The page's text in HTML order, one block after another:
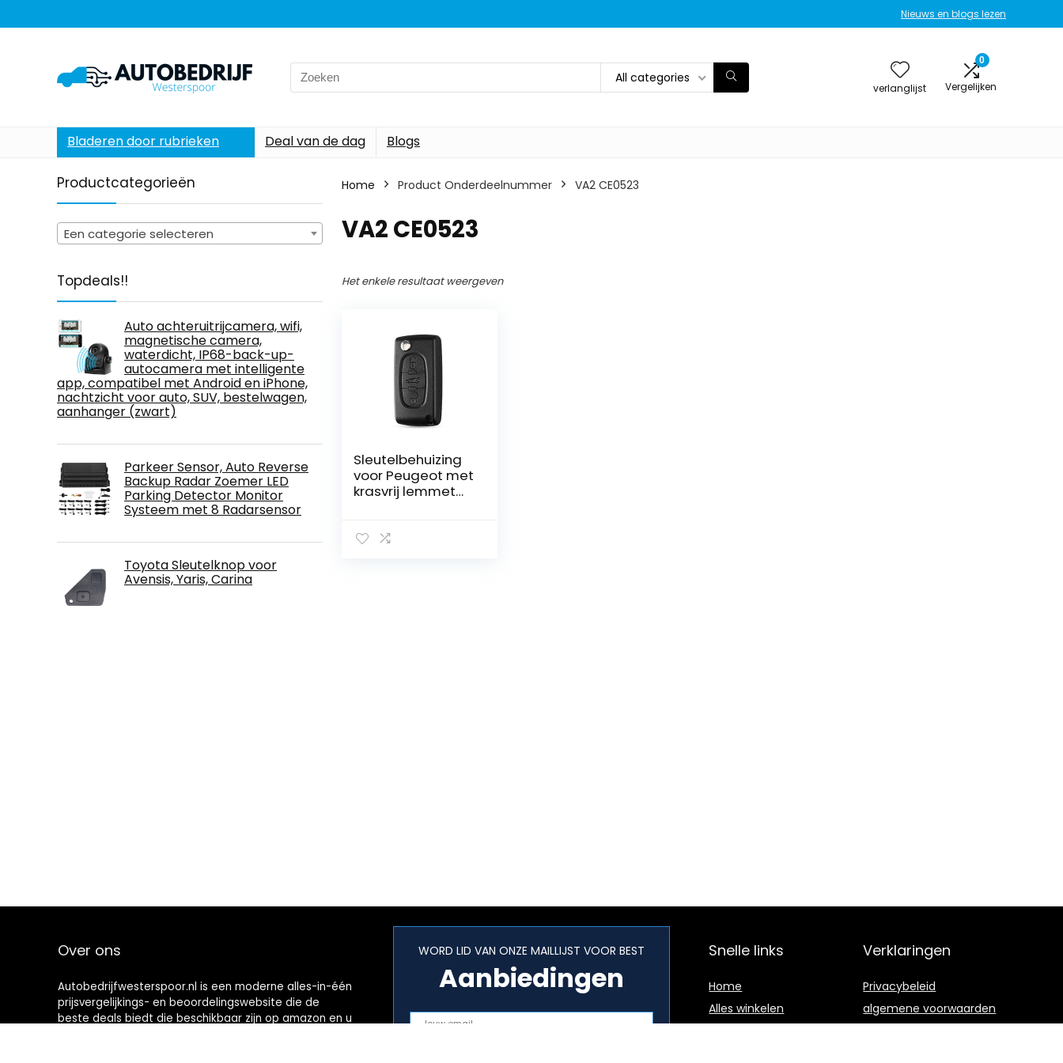
Nieuws en blogs lezen
Search
for:
All categories
verlanglijst
0
Vergelijken
Bladeren door rubrieken Deal van de dag Blogs
Productcategorieën
Een categorie selecteren
Topdeals!!
Auto achteruitrijcamera, wifi,
magnetische camera,
waterdicht, IP68-back-up-
autocamera met intelligente
app, compatibel met Android en iPhone,
nachtzicht voor auto, SUV, bestelwagen,
aanhanger (zwart)
Parkeer Sensor, Auto Reverse
Backup Radar Zoemer LED
Parking Detector Monitor
Systeem met 8 Radarsensor
Toyota Sleutelknop voor
Avensis, Yaris, Carina
Home Product Onderdeelnummer ‎VA2 CE0523
‎VA2 CE0523
Het enkele resultaat weergeven
Sleutelbehuizing
voor Peugeot met
krasvrij lemmet
Over ons
Autobedrijfwesterspoor.nl is een moderne alles-in-één
prijsvergelijkings- en beoordelingswebsite die de
beste deals biedt die beschikbaar zijn op amazon en u
WORD LID VAN ONZE MAILLIJST VOOR BEST
Aanbiedingen
Snelle links
Home
Alles winkelen
Verklaringen
Privacybeleid
algemene voorwaarden